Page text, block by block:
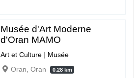
Musée d'Art Moderne
d'Oran MAMO
Art et Culture | Musée
Oran, Oran
0.28 km